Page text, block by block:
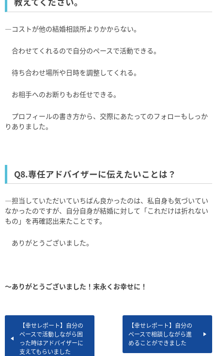
―コストが他の結婚相談所よりかからない。
合わせてくれるので自分のペースで活動できる。
待ち合わせ場所や日時を調整してくれる。
お相手へのお断りもお任せできる。
プロフィールの書き方から、交際にあたってのフォローもしっか
りありました。
Q8.専任アドバイザーに伝えたいことは？
―担当していただいていちばん良かったのは、私自身も気づいてい
なかったのですが、自分自身が結婚に対して「これだけは折れない
もの」を再確認出来たことです。
ありがとうございました。
～ありがとうございました！末永くお幸せに！
【幸せレポート】自分の
ペースで活動しながら困
った時はアドバイザーに
支えてもらいました
【幸せレポート】自分の
ペースで相談しながら進
めることができました